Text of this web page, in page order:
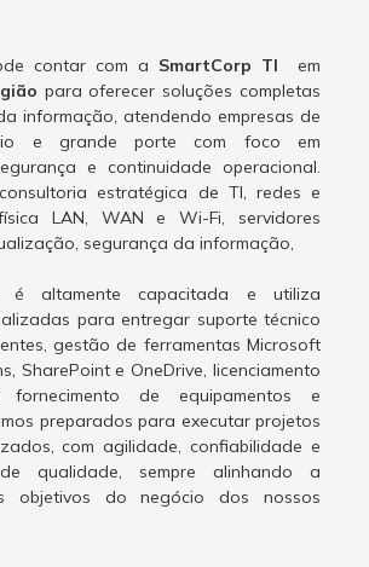
contar com a SmartCorp TI em
para oferecer soluções completas
informação, atendendo empresas de
e grande porte com foco em
e continuidade operacional.
estratégica de TI, redes e
LAN, WAN e Wi-Fi, servidores
segurança da informação,
é altamente capacitada e utiliza
para entregar suporte técnico
gestão de ferramentas Microsoft
SharePoint e OneDrive, licenciamento
de equipamentos e
preparados para executar projetos
com agilidade, confiabilidade e
qualidade, sempre alinhando a
objetivos do negócio dos nossos